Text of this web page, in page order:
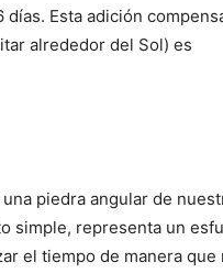
días. Esta adición
alrededor del Sol) es
piedra angular de
simple, representa un
el tiempo de manera que